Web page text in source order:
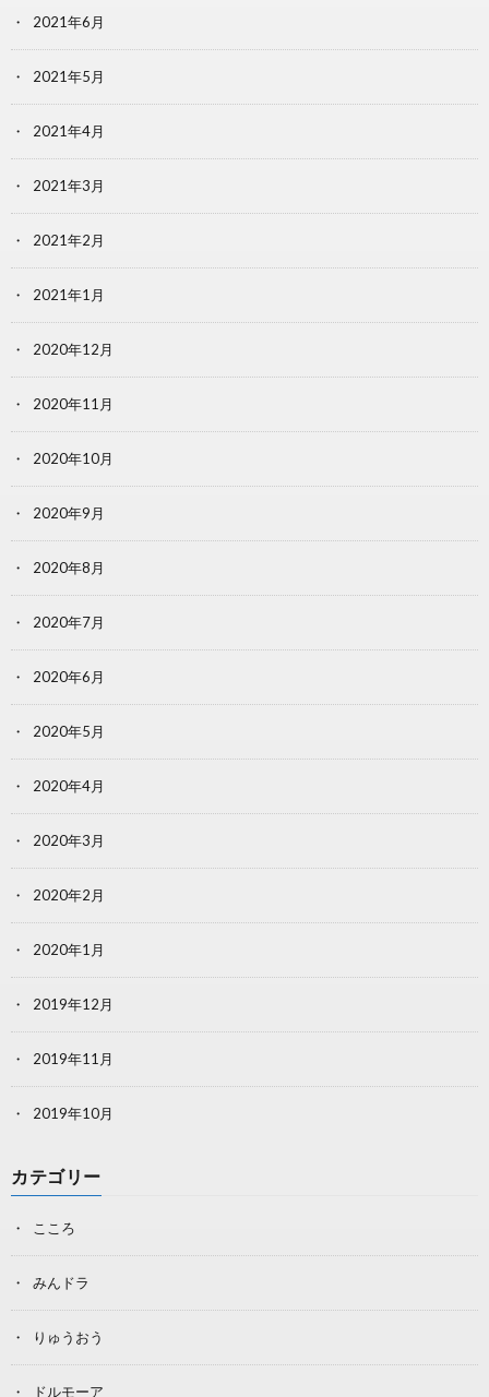
2021年6月
2021年5月
2021年4月
2021年3月
2021年2月
2021年1月
2020年12月
2020年11月
2020年10月
2020年9月
2020年8月
2020年7月
2020年6月
2020年5月
2020年4月
2020年3月
2020年2月
2020年1月
2019年12月
2019年11月
2019年10月
カテゴリー
こころ
みんドラ
りゅうおう
ドルモーア